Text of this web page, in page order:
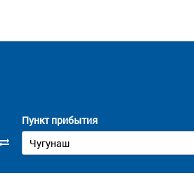
Пункт прибытия